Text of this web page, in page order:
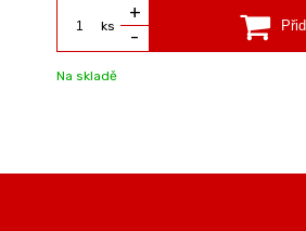
ks
+
-
Na skladě